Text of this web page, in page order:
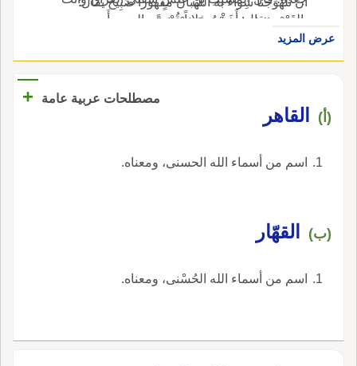
بالقَهْر ويقال: أَخَذْتُ فلاناً قُهْرَةً، بالضم، أَي
اضطراراً.
ضبَحَتْه النارُ وضَبَتْه وقَهَرَتْه إِذا غيرته.
عرض المزيد
مصطلحات عربية عامة +
(أ) القاهر
اسم من أسماء الله الحسنى، ومعناه.
(ب) القهّار
اسم من أسماء الله الحُسْنى، ومعناه.